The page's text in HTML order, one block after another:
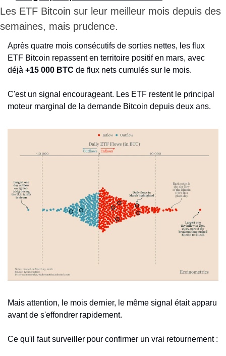
Les ETF Bitcoin sur leur meilleur mois depuis des
semaines, mais prudence.
Après quatre mois consécutifs de sorties nettes, les flux
ETF Bitcoin repassent en territoire positif en mars, avec
déjà +15 000 BTC de flux nets cumulés sur le mois.
C'est un signal encourageant. Les ETF restent le principal
moteur marginal de la demande Bitcoin depuis deux ans.
Mais attention, le mois dernier, le même signal était apparu
avant de s'effondrer rapidement.
Ce qu'il faut surveiller pour confirmer un vrai retournement :